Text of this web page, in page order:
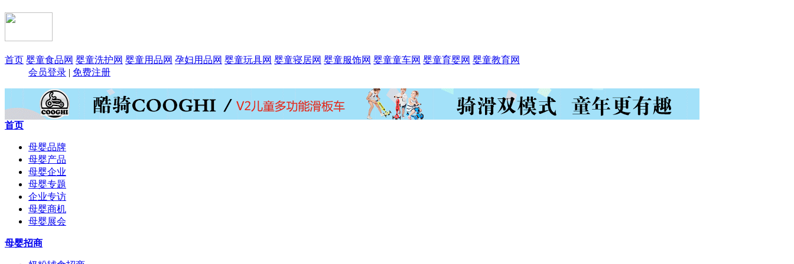
首页 婴童食品网 婴童洗护网 婴童用品网 孕妇用品网 婴童玩具网 婴童寝居网 婴童服饰网 婴童童车网 婴童育婴网 婴童教育网
会员登录 | 免费注册
首页
母婴品牌
母婴产品
母婴企业
母婴专题
企业专访
母婴商机
母婴展会
母婴招商